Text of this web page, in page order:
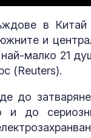
в
и
малко 21
(Reuters).
до
и до